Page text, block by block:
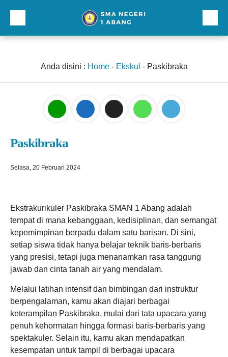
Sarana Prasarana
Lainnnya
Anda disini : Home- Ekskul - Paskibraka
Paskibraka
Selasa, 20 Februari 2024
Ekstrakurikuler Paskibraka SMAN 1 Abang adalah
tempat di mana kebanggaan, kedisiplinan, dan semangat
kepemimpinan berpadu dalam satu barisan. Di sini,
setiap siswa tidak hanya belajar teknik baris-berbaris
yang presisi, tetapi juga menanamkan rasa tanggung
jawab dan cinta tanah air yang mendalam.
Melalui latihan intensif dan bimbingan dari instruktur
berpengalaman, kamu akan diajari berbagai
keterampilan Paskibraka, mulai dari tata upacara yang
penuh kehormatan hingga formasi baris-berbaris yang
spektakuler. Selain itu, kamu akan mendapatkan
kesempatan untuk tampil di berbagai upacara